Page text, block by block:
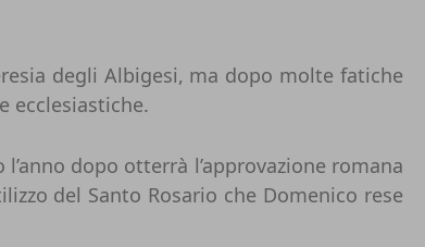
degli Albigesi, ma dopo molte fatiche
ecclesiastiche.
dopo otterrà l’approvazione romana
del Santo Rosario che Domenico rese